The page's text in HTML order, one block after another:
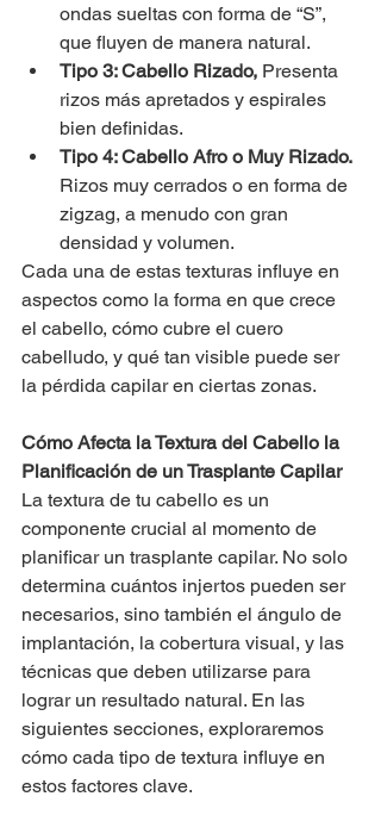
ondas sueltas con forma de “S”,
que fluyen de manera natural.
Tipo 3: Cabello Rizado, Presenta
rizos más apretados y espirales
bien definidas.
Tipo 4: Cabello Afro o Muy Rizado.
Rizos muy cerrados o en forma de
zigzag, a menudo con gran
densidad y volumen.
Cada una de estas texturas influye en
aspectos como la forma en que crece
el cabello, cómo cubre el cuero
cabelludo, y qué tan visible puede ser
la pérdida capilar en ciertas zonas.
Cómo Afecta la Textura del Cabello la
Planificación de un Trasplante Capilar
La textura de tu cabello es un
componente crucial al momento de
planificar un trasplante capilar. No solo
determina cuántos injertos pueden ser
necesarios, sino también el ángulo de
implantación, la cobertura visual, y las
técnicas que deben utilizarse para
lograr un resultado natural. En las
siguientes secciones, exploraremos
cómo cada tipo de textura influye en
estos factores clave.